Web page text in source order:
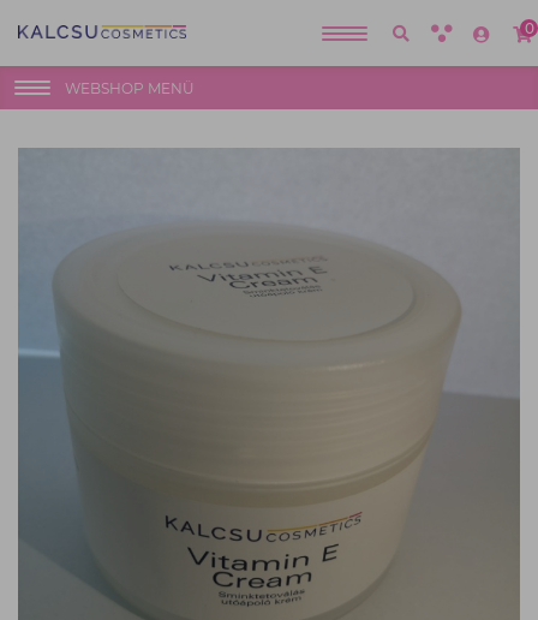
0
WEBSHOP MENÜ